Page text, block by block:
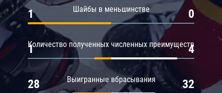
Шайбы в меньшинстве
1 0
Количество полученных численных преимуществ
1 4
Выигранные вбрасывания
28 32